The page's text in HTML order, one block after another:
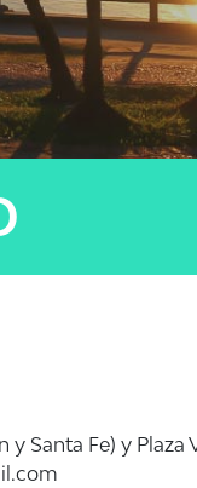
Santa Fe) y Plaza